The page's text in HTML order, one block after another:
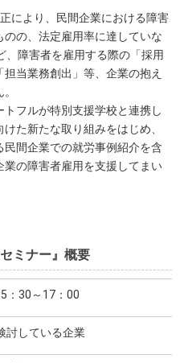
により、民間企業における障害
の、法定雇用率に達していな
、障害者を雇用する際の「採用
当業務創出」等、企業の抱え
フルが特別支援学校と連携し
た新たな取り組みをはじめ、
間企業での就労事例紹介を含
の障害者雇用を支援してまい
ミナー』概要
：30～17：00
討している企業